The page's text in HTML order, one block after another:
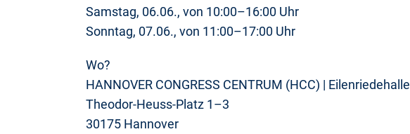
Samstag, 06.06., von 10:00–16:00 Uhr
Sonntag, 07.06., von 11:00–17:00 Uhr
Wo?
HANNOVER CONGRESS CENTRUM (HCC) | Eilenriedehalle
Theodor-Heuss-Platz 1–3
30175 Hannover